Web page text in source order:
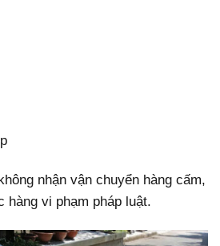
nhận vận chuyển hàng cấm,
hàng vi phạm pháp luật.